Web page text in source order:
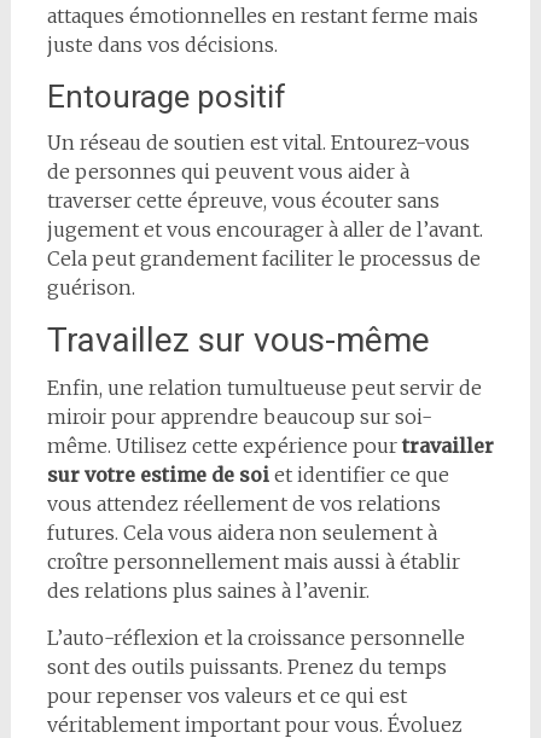
attaques émotionnelles en restant ferme mais
juste dans vos décisions.
Entourage positif
Un réseau de soutien est vital. Entourez-vous
de personnes qui peuvent vous aider à
traverser cette épreuve, vous écouter sans
jugement et vous encourager à aller de l’avant.
Cela peut grandement faciliter le processus de
guérison.
Travaillez sur vous-même
Enfin, une relation tumultueuse peut servir de
miroir pour apprendre beaucoup sur soi-
même. Utilisez cette expérience pourtravailler
sur votre estime de soiet identifier ce que
vous attendez réellement de vos relations
futures. Cela vous aidera non seulement à
croître personnellement mais aussi à établir
des relations plus saines à l’avenir.
L’auto-réflexion et la croissance personnelle
sont des outils puissants. Prenez du temps
pour repenser vos valeurs et ce qui est
véritablement important pour vous. Évoluez